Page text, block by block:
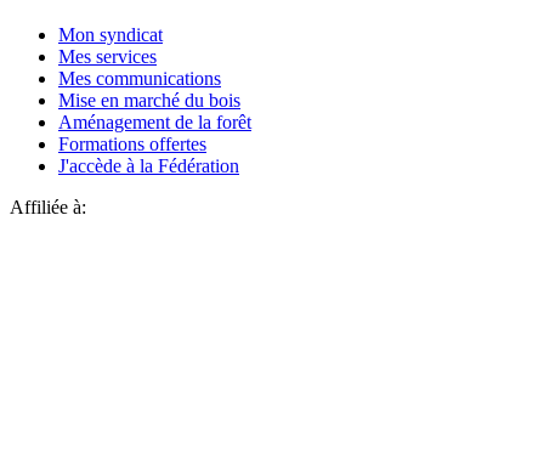
Mon syndicat
Mes services
Mes communications
Mise en marché du bois
Aménagement de la forêt
Formations offertes
J'accède à la Fédération
Affiliée à: